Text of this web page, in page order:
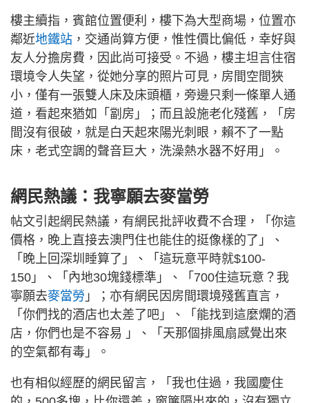
樓主續指，賓館位置便利，樓下為大型商場，位置亦
鄰近地鐵站 ，交通尚算方便，惟性價比偏低，幸好與
友人分擔房費，因此尚可接受。不過，樓主坦言住宿
環境令人失望，從她分享的照片可見，房間空間狹
小，僅有一張雙人床及床頭櫃，旁邊只剩一條單人通
道，看起來猶如「劏房」；而且設施老化殘舊，「房
間沒有很破，就是白天起來陽光刺眼，賴不了一點
床，老式空調的聲音巨大，洗澡熱水器不好用」。
網民熱議：我寧願去麥當勞
帖文引起網民熱議，有網民批評收費不合理，「你這
價格，晚上直接去澳門住也能住的挺像樣的了」、
「晚上回深圳睡算了」、「這玩意平時就$100-
150」、「內地30塊錢標準」、「700住這玩意？我
寧願去麥當勞 」；亦有網民因房間環境殘舊直言，
「你們找的酒店也太差了吧」、「能找到這麼爛的酒
店，你們也是不容易 」、「天那個排風扇感覺出來
的空氣都有毒」。
也有相似經歷的網民留言，「我也住過，我國慶住